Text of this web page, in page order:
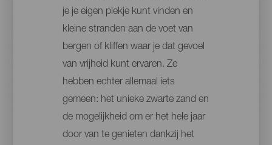
je je eigen plekje kunt vinden en
kleine stranden aan de voet van
bergen of kliffen waar je dat gevoel
van vrijheid kunt ervaren. Ze
hebben echter allemaal iets
gemeen: het unieke zwarte zand en
de mogelijkheid om er het hele jaar
door van te genieten dankzij het